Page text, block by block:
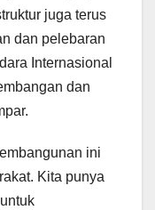
juga terus
dan pelebaran
Internasional
dan
ini
Kita punya